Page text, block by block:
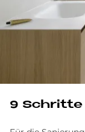
9 Schritte